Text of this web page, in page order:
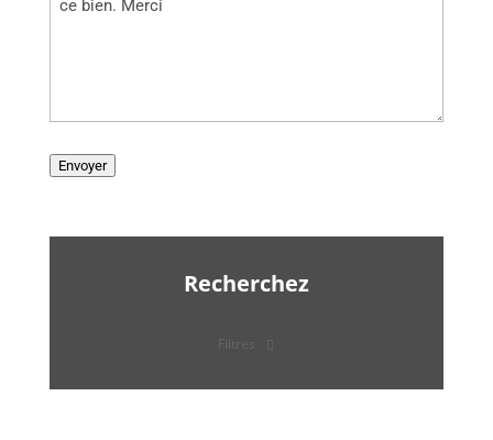
Envoyer
Recherchez
Filtres